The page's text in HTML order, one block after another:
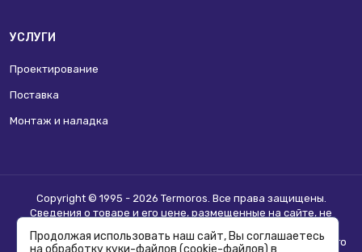
УСЛУГИ
Проектирование
Поставка
Монтаж и наладка
Copyright © 1995 - 2026 Termoros. Все права защищены.
Сведения о товаре и его цене, размещенные на сайте, не
Информацию о возможности приобретения соответствующего
Продолжая использовать наш сайт, Вы соглашаетесь
на обработку куки-файлов (cookie-файлов) в